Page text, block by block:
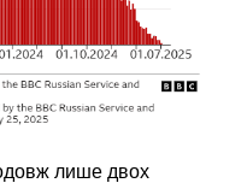
лише двох